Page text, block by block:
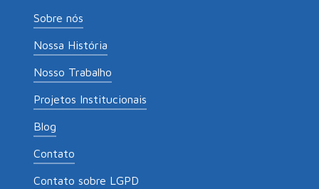
Sobre nós
Nossa História
Nosso Trabalho
Projetos Institucionais
Blog
Contato
Contato sobre LGPD